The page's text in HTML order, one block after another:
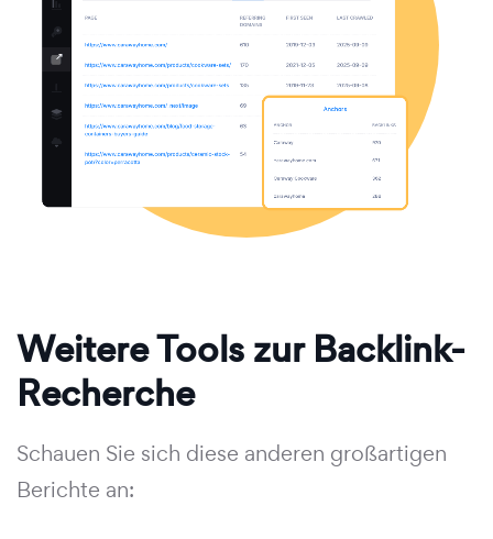
Weitere Tools zur Backlink-
Recherche
Schauen Sie sich diese anderen großartigen
Berichte an: